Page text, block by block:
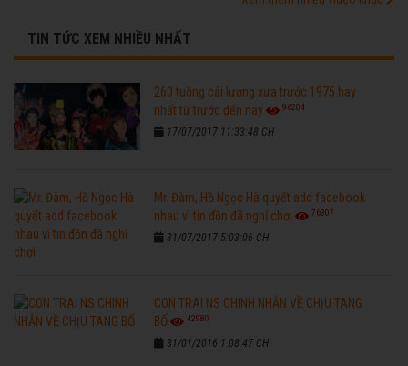
TIN TỨC XEM NHIỀU NHẤT
260 tuồng cải lương xưa trước 1975 hay
nhất từ trước đến nay
96204
17/07/2017 11:33:48 CH
Mr. Đàm, Hồ Ngọc Hà quyết add facebook
nhau vì tin đồn đã nghỉ chơi
76307
31/07/2017 5:03:06 CH
CON TRAI NS CHINH NHẪN VỀ CHỊU TANG
BỐ
42980
31/01/2016 1:08:47 CH